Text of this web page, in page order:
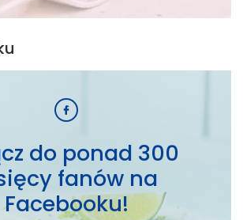
do ponad 300
fanów na
Facebooku!